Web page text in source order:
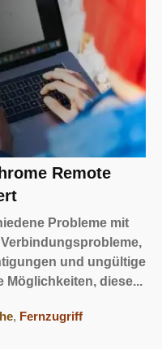
Remote
Probleme mit
und ungültige
Möglichkeiten, diese...
, Fernzugriff